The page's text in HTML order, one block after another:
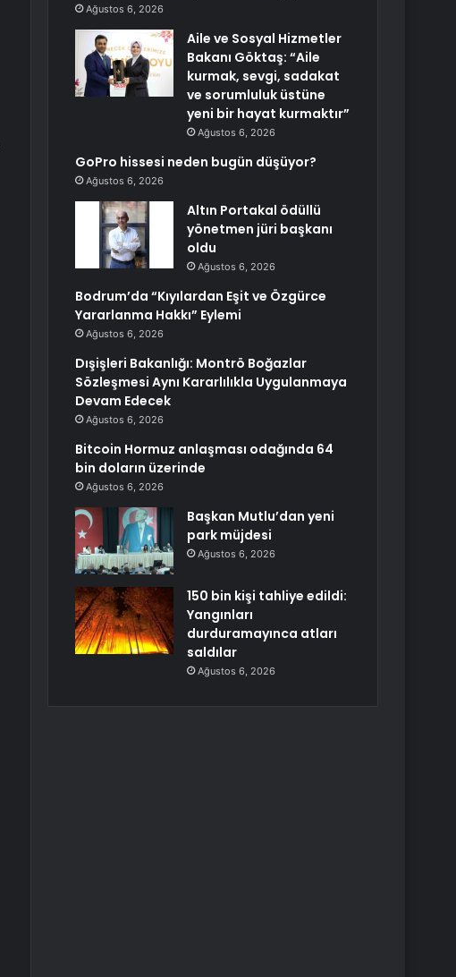
Ağustos 6, 2026
Aile ve Sosyal Hizmetler
Bakanı Göktaş: “Aile
kurmak, sevgi, sadakat
ve sorumluluk üstüne
yeni bir hayat kurmaktır”
Ağustos 6, 2026
GoPro hissesi neden bugün düşüyor?
Ağustos 6, 2026
Altın Portakal ödüllü
yönetmen jüri başkanı
oldu
Ağustos 6, 2026
Bodrum’da “Kıyılardan Eşit ve Özgürce
Yararlanma Hakkı” Eylemi
Ağustos 6, 2026
Dışişleri Bakanlığı: Montrö Boğazlar
Sözleşmesi Aynı Kararlılıkla Uygulanmaya
Devam Edecek
Ağustos 6, 2026
Bitcoin Hormuz anlaşması odağında 64
bin doların üzerinde
Ağustos 6, 2026
Başkan Mutlu’dan yeni
park müjdesi
Ağustos 6, 2026
150 bin kişi tahliye edildi:
Yangınları
durduramayınca atları
saldılar
Ağustos 6, 2026